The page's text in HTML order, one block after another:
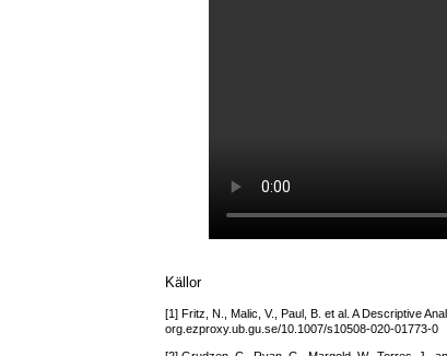
Källor
[1] Fritz, N., Malic, V., Paul, B. et al. A Descriptive
org.ezproxy.ub.gu.se/10.1007/s10508-020-01773-0